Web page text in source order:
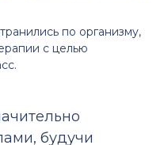
по организму,
с целью
будучи